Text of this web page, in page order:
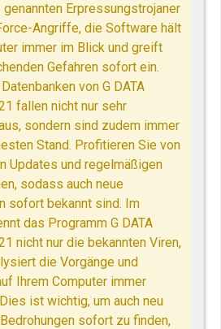
Erpressungstrojaner
Angriffe, die Software hält
immer im Blick und greift
Gefahren sofort ein.
von G DATA
fallen nicht nur sehr
sondern sind zudem immer
Stand. Profitieren Sie von
Updates und regelmäßigen
sodass auch neue
sofort bekannt sind. Im
das Programm G DATA
nicht nur die bekannten Viren,
die Vorgänge und
Ihrem Computer immer
ist wichtig, um auch neu
sofort zu finden,